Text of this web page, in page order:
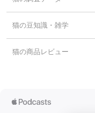
猫の豆知識・雑学
猫の商品レビュー